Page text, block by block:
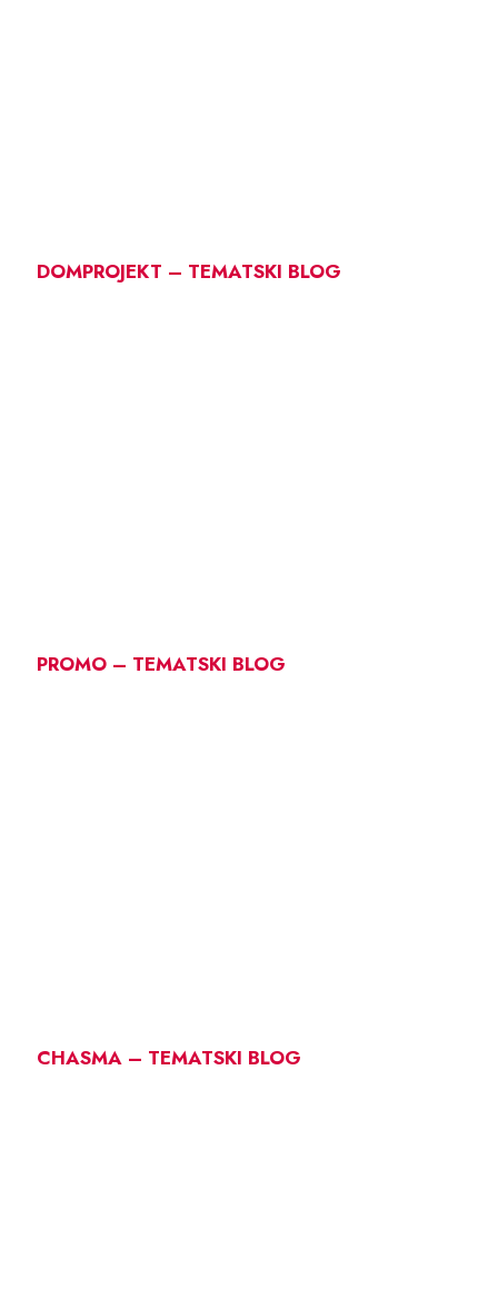
DOMPROJEKT – TEMATSKI BLOG
PROMO – TEMATSKI BLOG
CHASMA – TEMATSKI BLOG